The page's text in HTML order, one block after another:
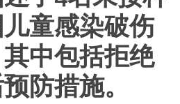
童感染破伤
中包括拒绝
防措施。